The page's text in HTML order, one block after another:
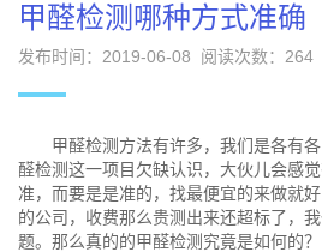
甲醛检测哪种方式准确
发布时间：2019-06-08 阅读次数： 264
甲醛检测方法有许多，我们是各有各
醛检测这一项目欠缺认识，大伙儿会感
准，而要是是准的，找最便宜的来做就
的公司，收费那么贵测出来还超标了，
题。那么真的的甲醛检测究竟是如何的